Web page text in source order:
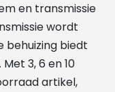
en transmissie
wordt
behuizing biedt
3, 6 en 10
artikel,